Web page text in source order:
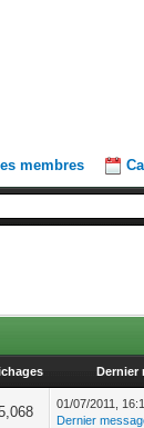
membres
Dernier
01/07/2011,
Dernier